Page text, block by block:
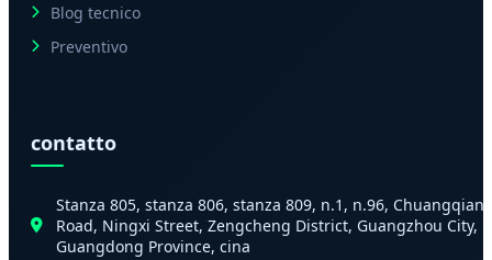
Blog tecnico
Preventivo
contatto
Stanza 805, stanza 806, stanza 809, n.1, n.96,
Road, Ningxi Street, Zengcheng District, Guangzhou City,
Guangdong Province, cina